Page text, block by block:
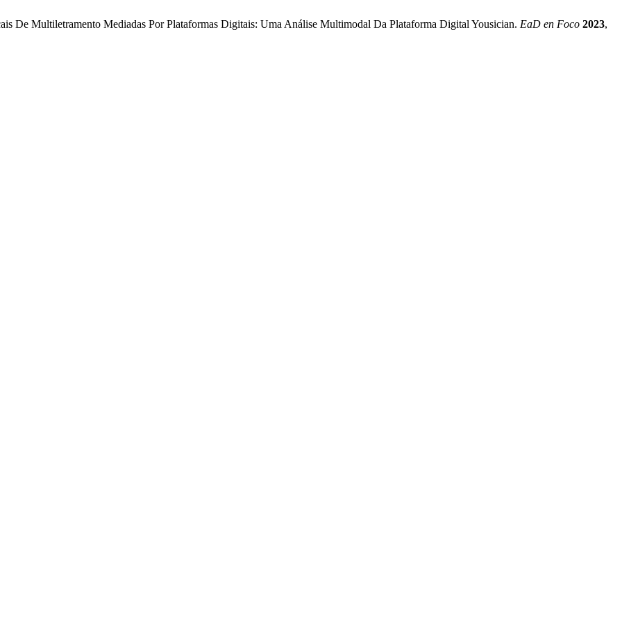
De Multiletramento Mediadas Por Plataformas Digitais: Uma Análise Multimodal Da Plataforma Digital Yousician. EaD en Foco 2023,